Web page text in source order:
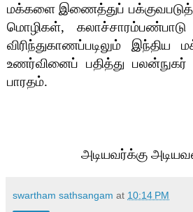
மக்களை இணைத்துப்
மொழிகள்,
விரிந்துகாணப்படிலும்
உணர்வினைப் பதித்து பலன்நுகர்
பாரதம்.
அடியவர்க்கு
swartham sathsangam at 10:14 PM